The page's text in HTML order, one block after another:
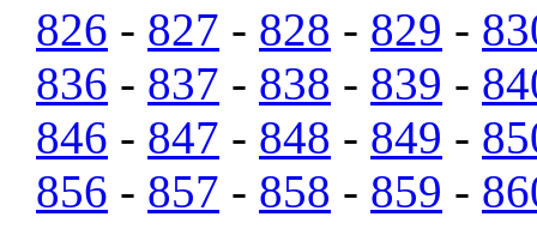
826 - 827 - 828 - 829 -
836 - 837 - 838 - 839 -
846 - 847 - 848 - 849 -
856 - 857 - 858 - 859 -